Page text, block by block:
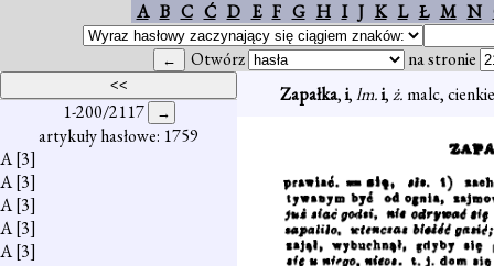
A B C Ć D E F G H I J K L Ł M N
Otwórz na stronie
1-200/2117
artykuły hasłowe: 1759
A[3]
A[3]
A[3]
A[3]
A[3]
Zapałka,i,lm.i,ż. malc,